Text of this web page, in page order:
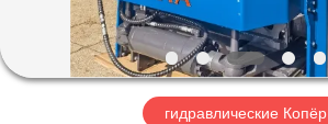
О
гидравлические Копёр